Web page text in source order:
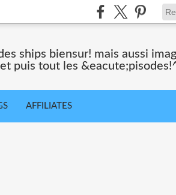
ships biensur! mais aussi
puis tout les
AFFILIATES